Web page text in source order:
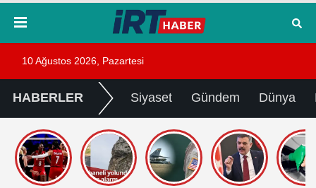
10 Ağustos 2026, Pazartesi
HABERLER Siyaset Gündem Dünya